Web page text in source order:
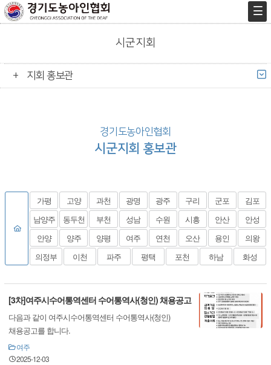
시군지회
지회 홍보관
경기도농아인협회
시군지회 홍보관
가평 고양 과천 광명 광주 구리 군포
김포
남양주
동두천 부천 성남 수원 시흥 안산
안성
안양
양주 양평 여주 연천 오산 용인
의왕
의정부
이천 파주 평택 포천 하남 화성
[3차]여주시수어통역센터 수어통역사(청인) 채용공고
다음과 같이 여주시수어통역센터 수어통역사(청인)
채용공고를 합니다.
여주
2025-12-03